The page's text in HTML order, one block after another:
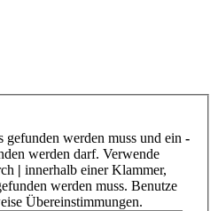
gefunden werden muss und ein -
werden darf. Verwende
| innerhalb einer Klammer,
werden muss. Benutze
Übereinstimmungen.